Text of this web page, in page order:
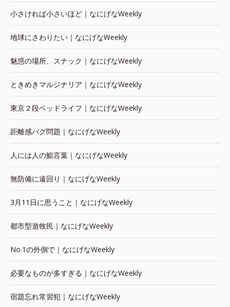
小さければ小さいほど｜なにげなWeekly
地球にさわりたい｜なにげなWeekly
魅惑の場所、スナック｜なにげなWeekly
ときめきマルジナリア｜なにげなWeekly
東京２段ベッドライフ｜なにげなWeekly
距離感バグ問題｜なにげなWeekly
人には人の鮨言葉｜なにげなWeekly
無防備に遠回り｜なにげなWeekly
3月11日に思うこと｜なにげなWeekly
都市型遊牧民｜なにげなWeekly
No.1の外側で｜なにげなWeekly
必要なものが多すぎる｜なにげなWeekly
宿題忘れ常習犯｜なにげなWeekly